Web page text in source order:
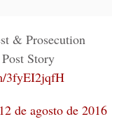
& Prosecution
Story
3fyEI2jqfH
12 de agosto de 2016